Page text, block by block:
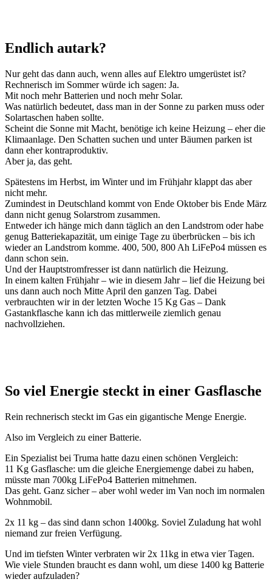
Endlich autark?
Nur geht das dann auch, wenn alles auf Elektro umgerüstet ist?
Rechnerisch im Sommer würde ich sagen: Ja.
Mit noch mehr Batterien und noch mehr Solar.
Was natürlich bedeutet, dass man in der Sonne zu parken muss oder
Solartaschen haben sollte.
Scheint die Sonne mit Macht, benötige ich keine Heizung – eher die
Klimaanlage. Den Schatten suchen und unter Bäumen parken ist
dann eher kontraproduktiv.
Aber ja, das geht.
Spätestens im Herbst, im Winter und im Frühjahr klappt das aber
nicht mehr.
Zumindest in Deutschland kommt von Ende Oktober bis Ende März
dann nicht genug Solarstrom zusammen.
Entweder ich hänge mich dann täglich an den Landstrom oder habe
genug Batteriekapazität, um einige Tage zu überbrücken – bis ich
wieder an Landstrom komme. 400, 500, 800 Ah LiFePo4 müssen es
dann schon sein.
Und der Hauptstromfresser ist dann natürlich die Heizung.
In einem kalten Frühjahr – wie in diesem Jahr – lief die Heizung bei
uns dann auch noch Mitte April den ganzen Tag. Dabei
verbrauchten wir in der letzten Woche 15 Kg Gas – Dank
Gastankflasche kann ich das mittlerweile ziemlich genau
nachvollziehen.
So viel Energie steckt in einer Gasflasche
Rein rechnerisch steckt im Gas ein gigantische Menge Energie.
Also im Vergleich zu einer Batterie.
Ein Spezialist bei Truma hatte dazu einen schönen Vergleich:
11 Kg Gasflasche: um die gleiche Energiemenge dabei zu haben,
müsste man 700kg LiFePo4 Batterien mitnehmen.
Das geht. Ganz sicher – aber wohl weder im Van noch im normalen
Wohnmobil.
2x 11 kg – das sind dann schon 1400kg. Soviel Zuladung hat wohl
niemand zur freien Verfügung.
Und im tiefsten Winter verbraten wir 2x 11kg in etwa vier Tagen.
Wie viele Stunden braucht es dann wohl, um diese 1400 kg Batterie
wieder aufzuladen?